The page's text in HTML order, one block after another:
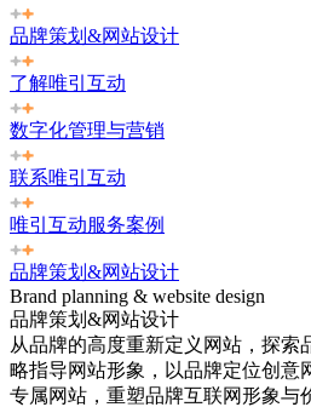
品牌策划&网站设计
了解唯引互动
数字化管理与营销
联系唯引互动
唯引互动服务案例
品牌策划&网站设计
Brand planning & website design
品牌策划&网站设计
从品牌的高度重新定义网站，探索
略指导网站形象，以品牌定位创意
专属网站，重塑品牌互联网形象与